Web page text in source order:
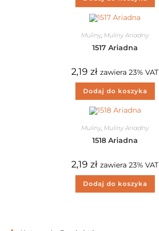
Muliny, Muliny Ariadny
1517 Ariadna
2,19 zł zawiera 23% VAT
Dodaj do koszyka
Muliny, Muliny Ariadny
1518 Ariadna
2,19 zł zawiera 23% VAT
Dodaj do koszyka